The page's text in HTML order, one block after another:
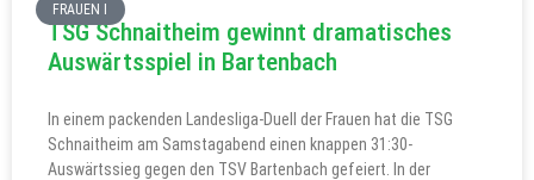
FRAUEN I
TSG Schnaitheim gewinnt dramatisches
Auswärtsspiel in Bartenbach
In einem packenden Landesliga-Duell der Frauen hat die TSG
Schnaitheim am Samstagabend einen knappen 31:30-
Auswärtssieg gegen den TSV Bartenbach gefeiert. In der